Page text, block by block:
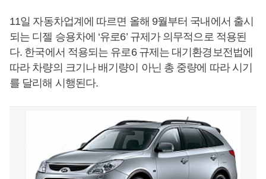
11일 자동차업계에 따르면 올해 9월부터 국내에서 출시
되는 디젤 승용차에 ‘유로6’ 규제가 의무적으로 적용된
다. 한국에서 적용되는 유로6 규제는 대기환경보전법에
따라 차량의 크기나 배기량이 아닌 총 중량에 따라 시기
를 달리해 시행된다.